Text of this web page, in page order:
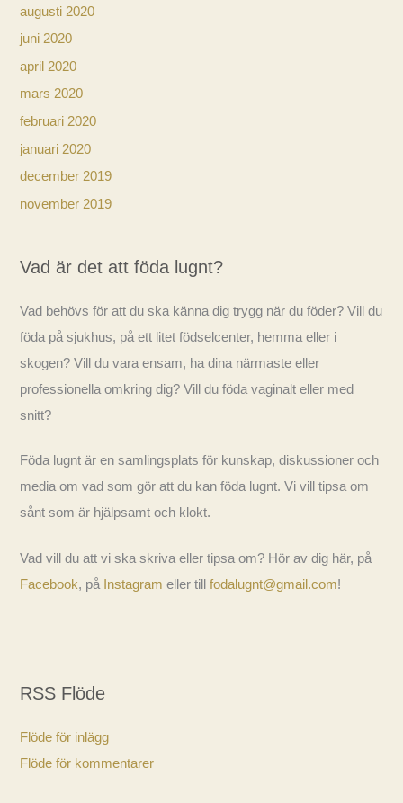
augusti 2020
juni 2020
april 2020
mars 2020
februari 2020
januari 2020
december 2019
november 2019
Vad är det att föda lugnt?
Vad behövs för att du ska känna dig trygg när du föder? Vill du
föda på sjukhus, på ett litet födselcenter, hemma eller i
skogen? Vill du vara ensam, ha dina närmaste eller
professionella omkring dig? Vill du föda vaginalt eller med
snitt?
Föda lugnt är en samlingsplats för kunskap, diskussioner och
media om vad som gör att du kan föda lugnt. Vi vill tipsa om
sånt som är hjälpsamt och klokt.
Vad vill du att vi ska skriva eller tipsa om? Hör av dig här, på
Facebook, på Instagrameller tillfodalugnt@gmail.com!
RSS Flöde
Flöde för inlägg
Flöde för kommentarer